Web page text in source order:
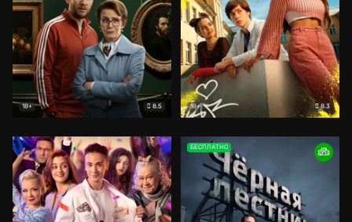
18+ 8.5 18+ 8.3
БЕСПЛАТНО